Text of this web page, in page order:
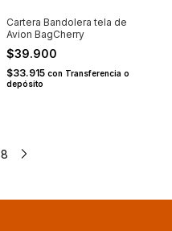
Cartera Bandolera tela de
Avion BagCherry
$39.900
$33.915 con Transferencia o
depósito
8